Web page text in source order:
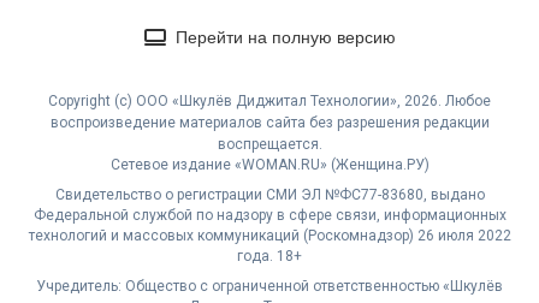
Перейти на полную версию
Copyright (с) ООО «Шкулёв Диджитал Технологии», 2026. Любое
воспроизведение материалов сайта без разрешения редакции
воспрещается.
Сетевое издание «WOMAN.RU» (Женщина.РУ)
Свидетельство о регистрации СМИ ЭЛ №ФС77-83680, выдано
Федеральной службой по надзору в сфере связи, информационных
технологий и массовых коммуникаций (Роскомнадзор) 26 июля 2022
года. 18+
Учредитель: Общество с ограниченной ответственностью «Шкулёв